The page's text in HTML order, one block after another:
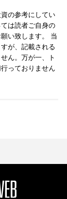
の参考にしてい
は読者ご自身の
い致します。 当
が、記載される
ん。万が一、ト
っておりません